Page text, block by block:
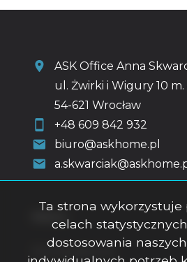
ASK Office Anna
ul. Żwirki i Wigury 10 m.
54-621 Wrocław
+48 609 842 932
biuro@askhome.pl
Strona główna
Ta strona wykorzystuje
celach
dostosowania